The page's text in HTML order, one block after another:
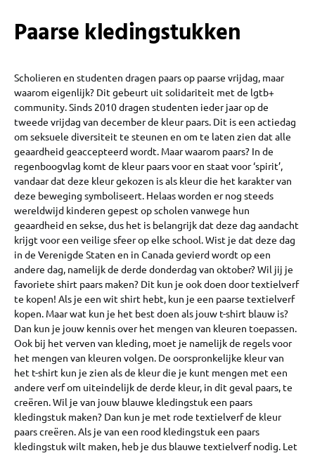
Paarse kledingstukken
Scholieren en studenten dragen paars op paarse vrijdag, maar
waarom eigenlijk? Dit gebeurt uit solidariteit met de lgtb+
community. Sinds 2010 dragen studenten ieder jaar op de
tweede vrijdag van december de kleur paars. Dit is een actiedag
om seksuele diversiteit te steunen en om te laten zien dat alle
geaardheid geaccepteerd wordt. Maar waarom paars? In de
regenboogvlag komt de kleur paars voor en staat voor ‘spirit’,
vandaar dat deze kleur gekozen is als kleur die het karakter van
deze beweging symboliseert. Helaas worden er nog steeds
wereldwijd kinderen gepest op scholen vanwege hun
geaardheid en sekse, dus het is belangrijk dat deze dag aandacht
krijgt voor een veilige sfeer op elke school. Wist je dat deze dag
in de Verenigde Staten en in Canada gevierd wordt op een
andere dag, namelijk de derde donderdag van oktober? Wil jij je
favoriete shirt paars maken? Dit kun je ook doen door textielverf
te kopen! Als je een wit shirt hebt, kun je een paarse textielverf
kopen. Maar wat kun je het best doen als jouw t-shirt blauw is?
Dan kun je jouw kennis over het mengen van kleuren toepassen.
Ook bij het verven van kleding, moet je namelijk de regels voor
het mengen van kleuren volgen. De oorspronkelijke kleur van
het t-shirt kun je zien als de kleur die je kunt mengen met een
andere verf om uiteindelijk de derde kleur, in dit geval paars, te
creëren. Wil je van jouw blauwe kledingstuk een paars
kledingstuk maken? Dan kun je met rode textielverf de kleur
paars creëren. Als je van een rood kledingstuk een paars
kledingstuk wilt maken, heb je dus blauwe textielverf nodig. Let